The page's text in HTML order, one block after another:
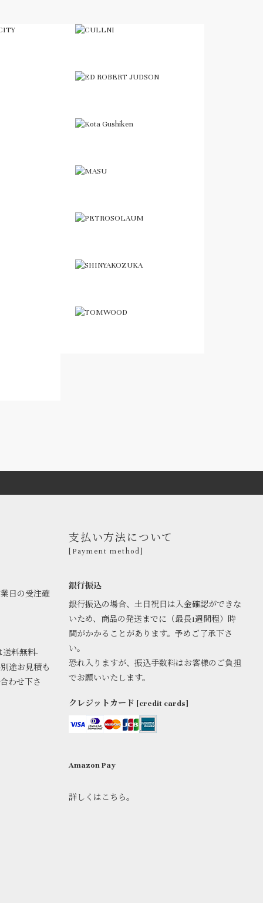
日の受注確
送料無料-
途お見積も
わせ下さ
支払い方法について
[Payment method]
銀行振込
銀行振込の場合、土日祝日は入金確認ができな
いため、商品の発送までに（最長1週間程）時
間がかかることがあります。予めご了承下さ
い。
恐れ入りますが、振込手数料はお客様のご負担
でお願いいたします。
クレジットカード [credit cards]
Amazon Pay
詳しくはこちら。